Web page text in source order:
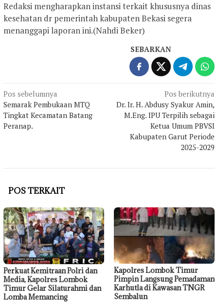
Redaksi mengharapkan instansi terkait khususnya dinas
kesehatan dr pemerintah kabupaten Bekasi segera
menanggapi laporan ini.(Nahdi Beker)
SEBARKAN
Navigasi
pos
Pos sebelumnya
Semarak Pembukaan MTQ
Tingkat Kecamatan Batang
Peranap.
Pos berikutnya
Dr. Ir. H. Abdusy Syakur Amin,
M.Eng. IPU Terpilih sebagai
Ketua Umum PBVSI
Kabupaten Garut Periode
2025-2029
POS TERKAIT
Perkuat Kemitraan Polri dan
Media, Kapolres Lombok
Timur Gelar Silaturahmi dan
Lomba Memancing
Kapolres Lombok Timur
Pimpin Langsung Pemadaman
Karhutla di Kawasan TNGR
Sembalun